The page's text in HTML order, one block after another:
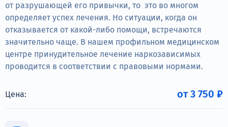
Стационар
Цены
от разрушающей его привычки, то это во многом
определяет успех лечения. Но ситуации, когда он
отказывается от какой-либо помощи, встречаются
значительно чаще. В нашем профильном медицинском
центре принудительное лечение наркозависимых
проводится в соответствии с правовыми нормами.
Цена: от 3 750 ₽